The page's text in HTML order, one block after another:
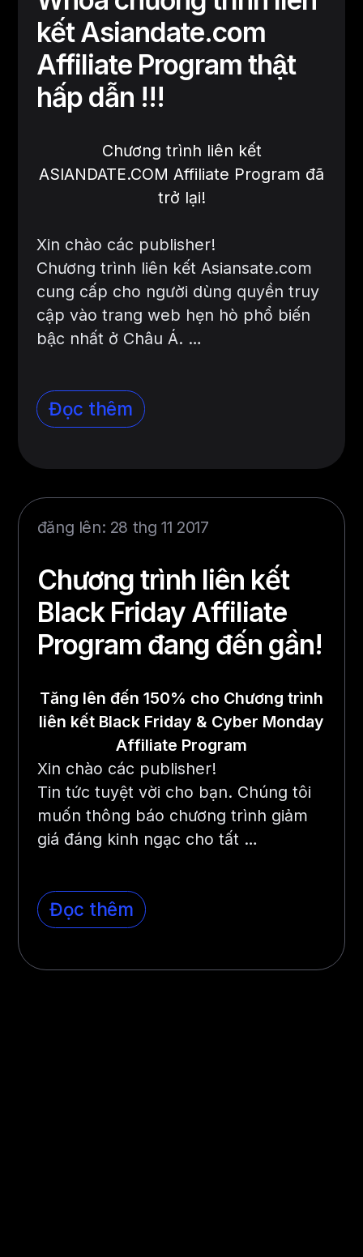
kết Asiandate.com
Affiliate Program thật
hấp dẫn !!!
Chương trình liên kết
ASIANDATE.COM Affiliate Program đã
trở lại!
Xin chào các publisher!
Chương trình liên kết Asiansate.com
cung cấp cho người dùng quyền truy
cập vào trang web hẹn hò phổ biến
bậc nhất ở Châu Á. …
Đọc thêm
đăng lên: 28 thg 11 2017
Chương trình liên kết
Black Friday Affiliate
Program đang đến gần!
Tăng lên đến 150% cho Chương trình
liên kết Black Friday & Cyber Monday
Affiliate Program
Xin chào các publisher!
Tin tức tuyệt vời cho bạn. Chúng tôi
muốn thông báo chương trình giảm
giá đáng kinh ngạc cho tất …
Đọc thêm